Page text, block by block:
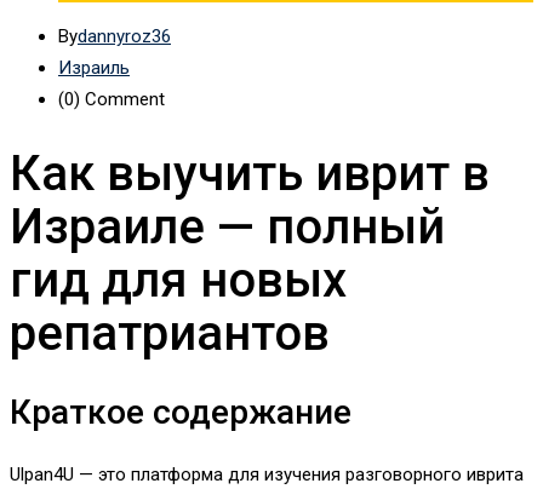
Bydannyroz36
Израиль
(0) Comment
Как выучить иврит в
Израиле — полный
гид для новых
репатриантов
Краткое содержание
Ulpan4U — это платформа для изучения разговорного иврита